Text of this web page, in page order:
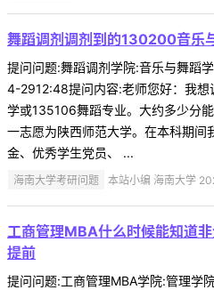
舞蹈调剂调剂到的130200音乐
提问问题:舞蹈调剂学院:音乐与舞蹈
4-2912:48提问内容:老师您好：我
学或135106舞蹈专业。大约多少分
一志愿为陕西师范大学。在本科期间
金、优秀学生党员、 ...
海南大学考研问题 本站小编 海南大学
工商管理MBA什么时候能知道
提前
提问问题:工商管理MBA学院:管理